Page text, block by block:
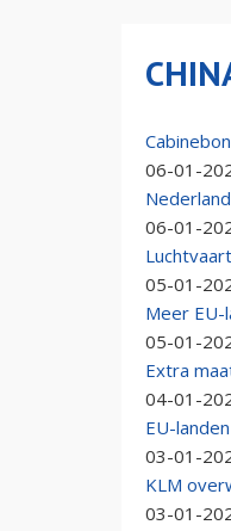
06-01-
06-01-
05-01-
Meer EU-
05-01-
Extra
04-01-
EU-
03-01-
KLM
03-01-